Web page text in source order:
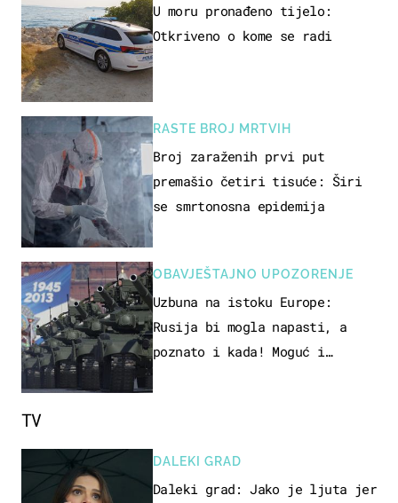
U moru pronađeno tijelo:
Otkriveno o kome se radi
RASTE BROJ MRTVIH
Broj zaraženih prvi put
premašio četiri tisuće: Širi
se smrtonosna epidemija
OBAVJEŠTAJNO UPOZORENJE
Uzbuna na istoku Europe:
Rusija bi mogla napasti, a
poznato i kada! Moguć i
TV
DALEKI GRAD
Daleki grad: Jako je ljuta jer